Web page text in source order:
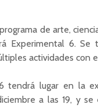
de arte,
Experimental 6.
actividades con
tendrá lugar en la
a las 19, y